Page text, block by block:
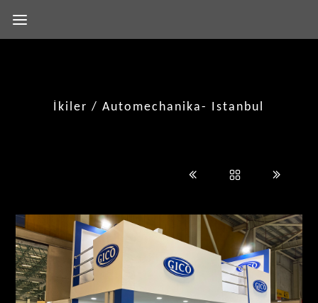
İkiler / Automechanika- Istanbul